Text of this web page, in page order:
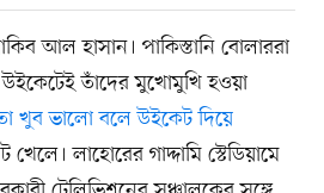
আল হাসান। পাকিস্তানি বোলাররা
তাঁদের মুখোমুখি হওয়া
খুব ভালো বলে উইকেট দিয়ে
লাহোরের গাদ্দামি স্টেডিয়ামে